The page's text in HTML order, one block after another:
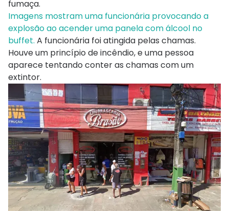
fumaça.
Imagens mostram uma funcionária provocando a
explosão ao acender uma panela com álcool no
buffet. A funcionária foi atingida pelas chamas.
Houve um princípio de incêndio, e uma pessoa
aparece tentando conter as chamas com um
extintor.